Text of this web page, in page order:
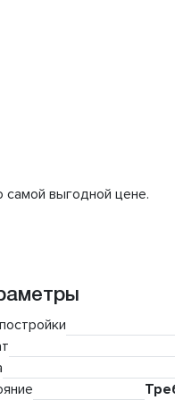
по самой